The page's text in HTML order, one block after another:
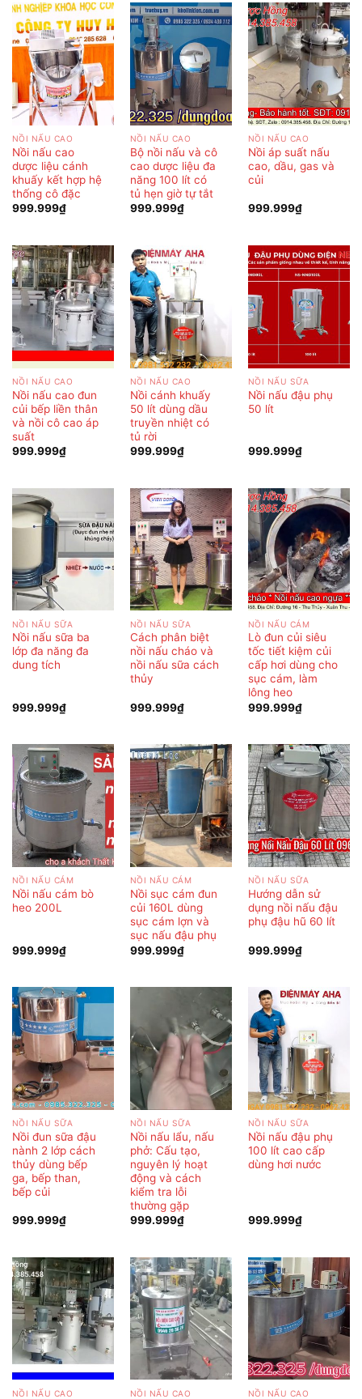
NỒI NẤU CAO
Nồi nấu cao
dược liệu cánh
khuấy kết hợp hệ
thống cô đặc
999.999₫
NỒI NẤU CAO
Bộ nồi nấu và cô
cao dược liệu đa
năng 100 lít có
tủ hẹn giờ tự tắt
999.999₫
NỒI NẤU CAO
Nồi áp suất nấu
cao, dầu, gas và
củi
999.999₫
NỒI NẤU CAO
Nồi nấu cao đun
củi bếp liền thân
và nồi cô cao áp
suất
999.999₫
NỒI NẤU CAO
Nồi cánh khuấy
50 lít dùng dầu
truyền nhiệt có
tủ rời
999.999₫
NỒI NẤU SỮA
Nồi nấu đậu phụ
50 lít
999.999₫
NỒI NẤU SỮA
Nồi nấu sữa ba
lớp đa năng đa
dung tích
999.999₫
NỒI NẤU SỮA
Cách phân biệt
nồi nấu cháo và
nồi nấu sữa cách
thủy
999.999₫
NỒI NẤU CÁM
Lò đun củi siêu
tốc tiết kiệm củi
cấp hơi dùng cho
sục cám, làm
lông heo
999.999₫
NỒI NẤU CÁM
Nồi nấu cám bò
heo 200L
999.999₫
NỒI NẤU CÁM
Nồi sục cám đun
củi 160L dùng
sục cám lợn và
sục nấu đậu phụ
999.999₫
NỒI NẤU SỮA
Hướng dẫn sử
dụng nồi nấu đậu
phụ đậu hũ 60 lít
999.999₫
NỒI NẤU SỮA
Nồi đun sữa đậu
nành 2 lớp cách
thủy dùng bếp
ga, bếp than,
bếp củi
999.999₫
NỒI NẤU SỮA
Nồi nấu lẩu, nấu
phở: Cấu tạo,
nguyên lý hoạt
động và cách
kiểm tra lỗi
thường gặp
999.999₫
NỒI NẤU SỮA
Nồi nấu đậu phụ
100 lít cao cấp
dùng hơi nước
999.999₫
NỒI NẤU CAO NỒI NẤU CAO NỒI NẤU CAO